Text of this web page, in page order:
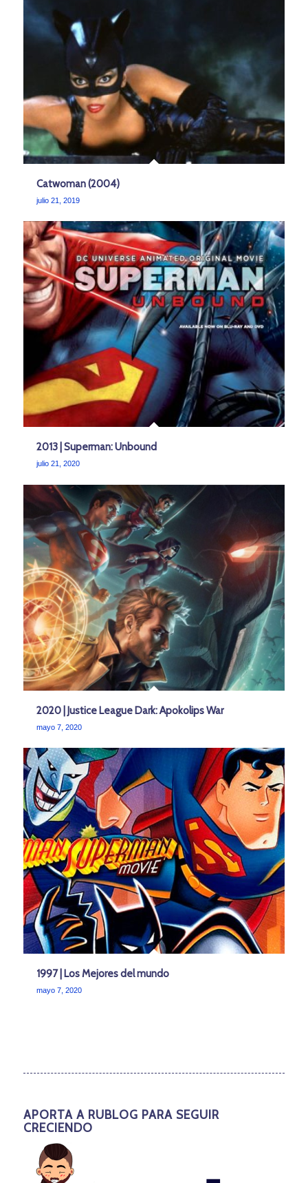
Catwoman (2004)
julio 21, 2019
2013 | Superman: Unbound
julio 21, 2020
2020 | Justice League Dark: Apokolips War
mayo 7, 2020
1997 | Los Mejores del mundo
mayo 7, 2020
APORTA A RUBLOG PARA SEGUIR
CRECIENDO